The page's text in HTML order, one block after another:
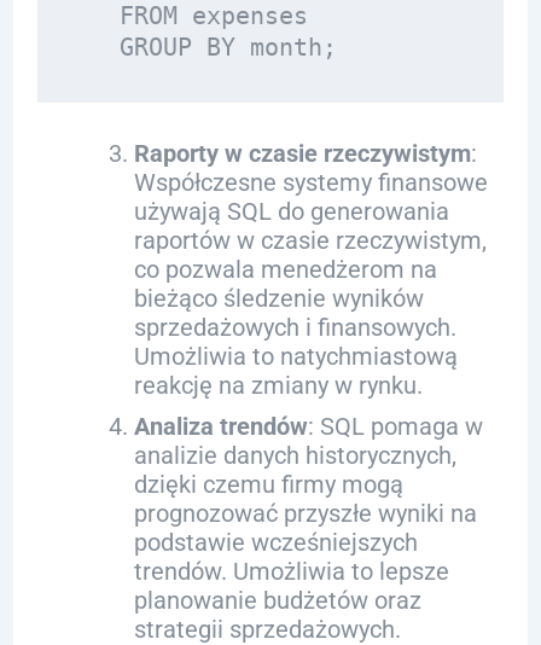
   FROM expenses
Raporty w czasie rzeczywistym:
Współczesne systemy finansowe
używają SQL do generowania
raportów w czasie rzeczywistym,
co pozwala menedżerom na
bieżąco śledzenie wyników
sprzedażowych i finansowych.
Umożliwia to natychmiastową
reakcję na zmiany w rynku.
Analiza trendów: SQL pomaga w
analizie danych historycznych,
dzięki czemu firmy mogą
prognozować przyszłe wyniki na
podstawie wcześniejszych
trendów. Umożliwia to lepsze
planowanie budżetów oraz
strategii sprzedażowych.